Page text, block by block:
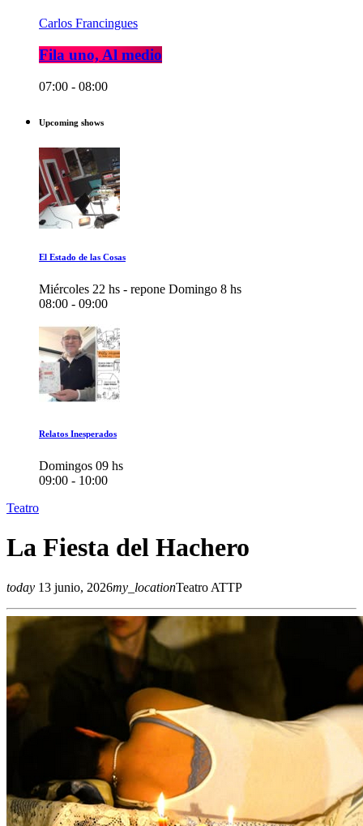
Carlos Francingues
Fila uno, Al medio
07:00 - 08:00
Upcoming shows
El Estado de las Cosas
Miércoles 22 hs - repone Domingo 8 hs
08:00 - 09:00
Relatos Inesperados
Domingos 09 hs
09:00 - 10:00
Teatro
La Fiesta del Hachero
today 13 junio, 2026my_locationTeatro ATTP